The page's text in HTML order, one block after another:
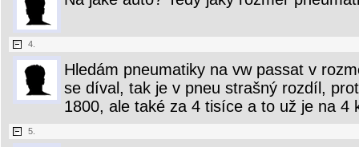
4.
Hledám pneumatiky na vw passat v
se díval, tak je v pneu strašný rozdíl,
1800, ale také za 4 tisíce a to už je na 4
5.